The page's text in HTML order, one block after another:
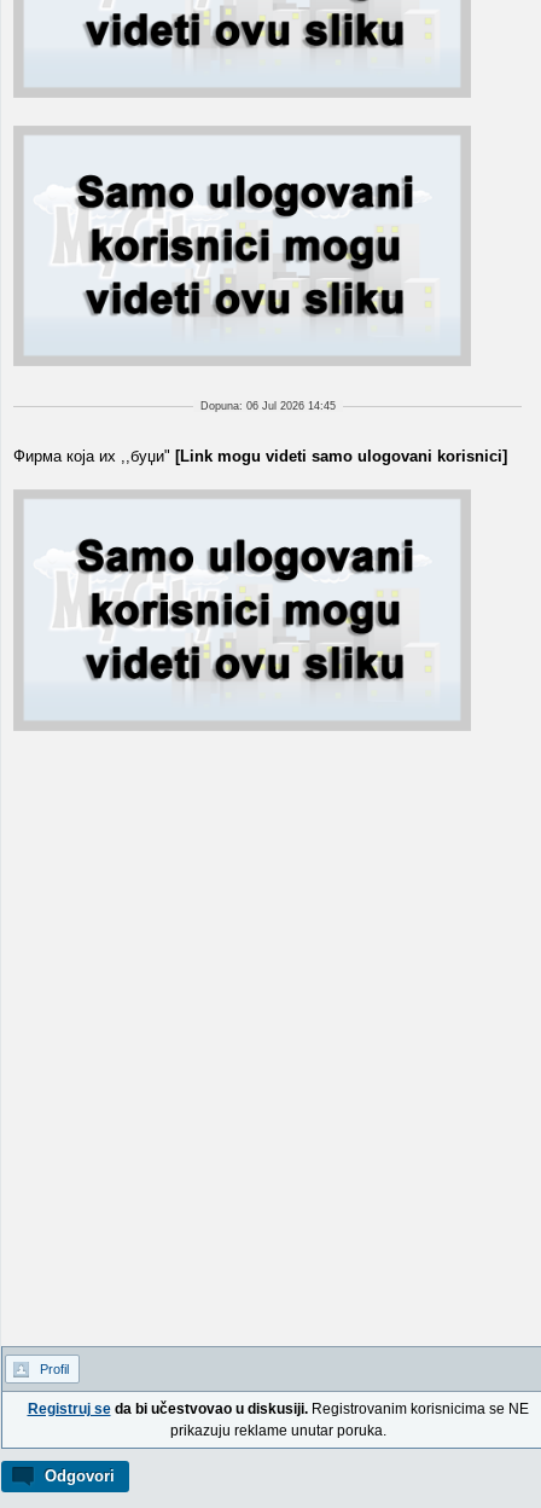
Odgovori
Dopuna: 06 Jul 2026 14:45
Фирма која их ,,буџи" [Link mogu videti samo ulogovani korisnici]
Profil
Registruj seda bi učestvovao u diskusiji.Registrovanim korisnicima se NE
prikazuju reklame unutar poruka.